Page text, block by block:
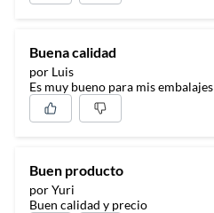
Buena calidad
por Luis
Es muy bueno para mis embalajes
Buen producto
por Yuri
Buen calidad y precio